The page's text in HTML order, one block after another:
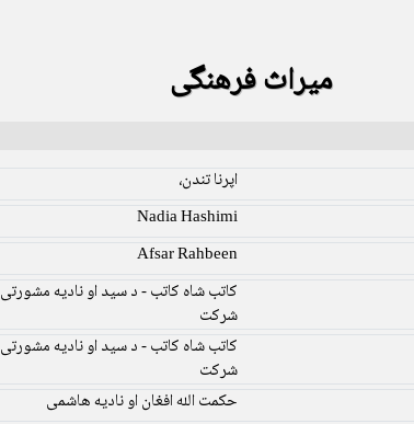
میراث فرهنگی
اپرنا تندن،
Nadia Hashimi
Afsar Rahbeen
کاتب شاه کاتب - د سید او نادیه مشورتی
شرکت
کاتب شاه کاتب - د سید او نادیه مشورتی
شرکت
حکمت الله افغان او نادیه هاشمی